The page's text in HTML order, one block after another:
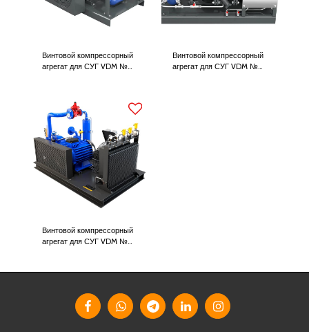
Винтовой компрессорный
агрегат для СУГ VDM №
Винтовой компрессорный
агрегат для СУГ VDM №
Винтовой компрессорный
агрегат для СУГ VDM №